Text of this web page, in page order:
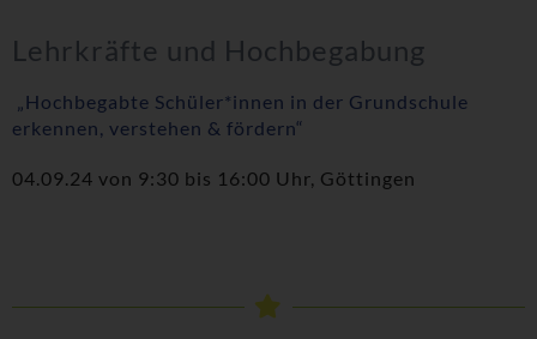
Lehrkräfte und Hochbegabung
„Hochbegabte Schüler*innen in der Grundschule
erkennen, verstehen & fördern“
04.09.24 von 9:30 bis 16:00 Uhr, Göttingen